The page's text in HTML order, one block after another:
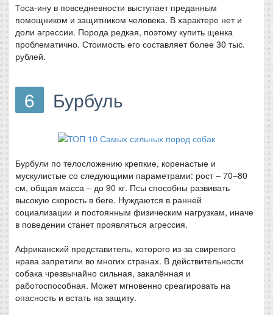
Тоса-ину в повседневности выступает преданным
помощником и защитником человека. В характере нет и
доли агрессии. Порода редкая, поэтому купить щенка
проблематично. Стоимость его составляет более 30 тыс.
рублей.
6 Бурбуль
Бурбули по телосложению крепкие, коренастые и
мускулистые со следующими параметрами: рост – 70–80
см, общая масса – до 90 кг. Псы способны развивать
высокую скорость в беге. Нуждаются в ранней
социализации и постоянным физическим нагрузкам, иначе
в поведении станет проявляться агрессия.
Африканский представитель, которого из-за свирепого
нрава запретили во многих странах. В действительности
собака чрезвычайно сильная, закалённая и
работоспособная. Может мгновенно среагировать на
опасность и встать на защиту.